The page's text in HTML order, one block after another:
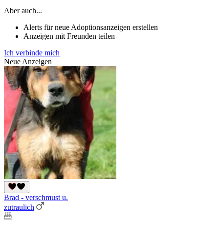
Aber auch...
Alerts für neue Adoptionsanzeigen erstellen
Anzeigen mit Freunden teilen
Ich verbinde mich
Neue Anzeigen
Brad - verschmust u.
zutraulich